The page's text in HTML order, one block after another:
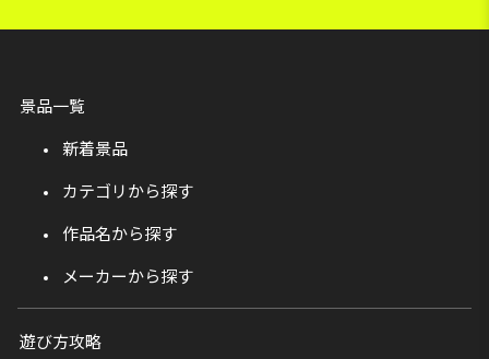
景品一覧
新着景品
カテゴリから探す
作品名から探す
メーカーから探す
遊び方攻略